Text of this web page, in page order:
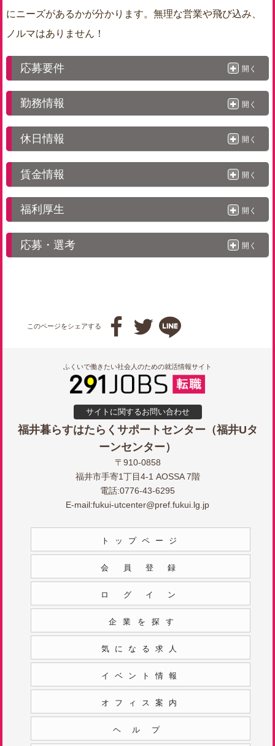
にニーズがあるかが分かります。無理な営業や飛び込み、
ノルマはありません！
応募要件 開く
勤務情報 開く
休日情報 開く
賃金情報 開く
福利厚生 開く
応募・選考 開く
このページをシェアする   
ふくいで働きたい社会人のための就活情報サイト
サイトに関するお問い合わせ
福井暮らすはたらくサポートセンター（福井Uタ
ーンセンター）
〒910-0858
福井市手寄1丁目4-1 AOSSA 7階
電話:0776-43-6295
E-mail:fukui-utcenter@pref.fukui.lg.jp
トップページ
会員登録
ログイン
企業を探す
気になる求人
イベント情報
オフィス案内
ヘルプ